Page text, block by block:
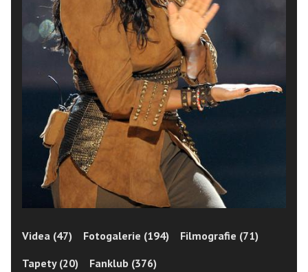
Videa (47) Fotogalerie (194)
Filmografie (71)
Tapety (20)
Fanklub (376)